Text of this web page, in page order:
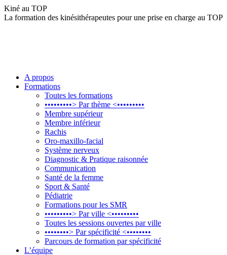
Aller
au
Kiné au TOP
La formation des kinésithérapeutes pour une prise en charge au TOP
A propos
Formations
Toutes les formations
•••••••••> Par thème <•••••••••
Membre supérieur
Membre inférieur
Rachis
Oro-maxillo-facial
Système nerveux
Diagnostic & Pratique raisonnée
Communication
Santé de la femme
Sport & Santé
Pédiatrie
Formations pour les SMR
•••••••••> Par ville <•••••••••
Toutes les sessions ouvertes par ville
••••••••> Par spécificité <••••••••
Parcours de formation par spécificité
L’équipe